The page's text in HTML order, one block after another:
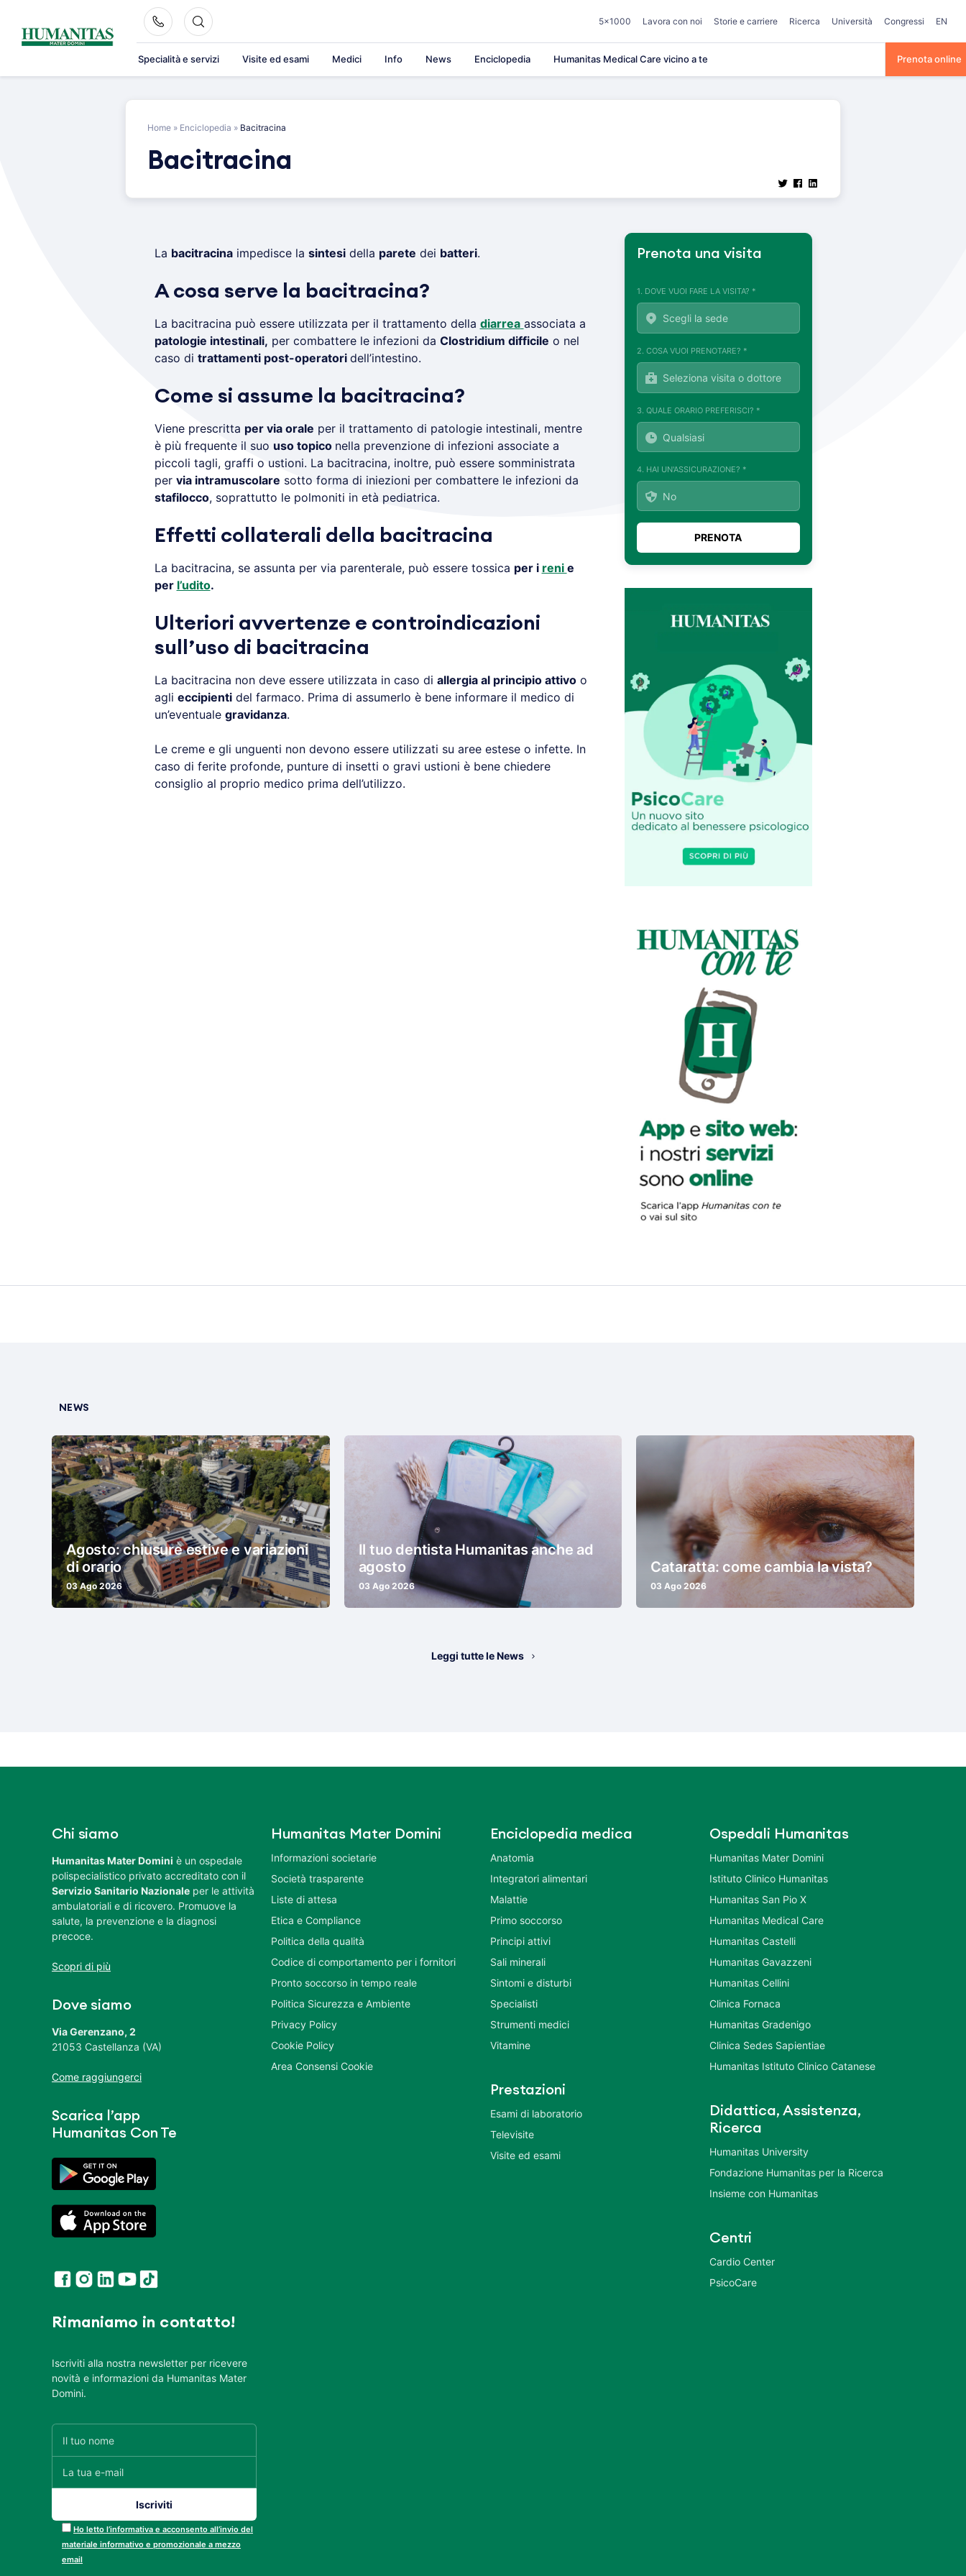
content
5×1000 Lavora con noi Storie e carriere Ricerca Università Congressi EN
Specialità e servizi Visite ed esami Medici Info News Enciclopedia Humanitas Medical Care vicino a te Prenota online
Home » Enciclopedia » Bacitracina
Bacitracina
La bacitracinaimpedisce la sintesidella parete dei batteri.
A cosa serve la bacitracina?
La bacitracina può essere utilizzata per il trattamento della diarrea associata a
patologie intestinali, per combattere le infezioni da Clostridium difficile o nel
caso di trattamenti post-operatori dell’intestino.
Come si assume la bacitracina?
Viene prescritta per via orale per il trattamento di patologie intestinali, mentre
è più frequente il suo uso topico nella prevenzione di infezioni associate a
piccoli tagli, graffi o ustioni. La bacitracina, inoltre, può essere somministrata
per via intramuscolare sotto forma di iniezioni per combattere le infezioni da
stafilocco, soprattutto le polmoniti in età pediatrica.
Effetti collaterali della bacitracina
La bacitracina, se assunta per via parenterale, può essere tossica per i reni e
per l’udito.
Ulteriori avvertenze e controindicazioni
sull’uso di bacitracina
La bacitracina non deve essere utilizzata in caso di allergia al principio attivoo
agli eccipientidel farmaco. Prima di assumerlo è bene informare il medico di
un’eventuale gravidanza.
Le creme e gli unguenti non devono essere utilizzati su aree estese o infette. In
caso di ferite profonde, punture di insetti o gravi ustioni è bene chiedere
consiglio al proprio medico prima dell’utilizzo.
Prenota una visita
1. DOVE VUOI FARE LA VISITA? *
2. COSA VUOI PRENOTARE? *
3. QUALE ORARIO PREFERISCI? *
4. HAI UN'ASSICURAZIONE? *
NEWS
Agosto: chiusure estive e variazioni
di orario
03 Ago 2026
Il tuo dentista Humanitas anche ad
agosto
03 Ago 2026
Cataratta: come cambia la vista?
03 Ago 2026
Leggi tutte le News
Chi siamo
Humanitas Mater Domini è un ospedale
polispecialistico privato accreditato con il
Servizio Sanitario Nazionale per le attività
ambulatoriali e di ricovero. Promuove la
salute, la prevenzione e la diagnosi
precoce.
Scopri di più
Dove siamo
Via Gerenzano, 2
21053 Castellanza (VA)
Come raggiungerci
Scarica l’app
Humanitas Con Te
Rimaniamo in contatto!
Iscriviti alla nostra newsletter per ricevere
novità e informazioni da Humanitas Mater
Domini.
Ho letto l’informativa e acconsento all’invio del
materiale informativo e promozionale a mezzo
email
Humanitas Mater Domini
Informazioni societarie
Società trasparente
Liste di attesa
Etica e Compliance
Politica della qualità
Codice di comportamento per i fornitori
Pronto soccorso in tempo reale
Politica Sicurezza e Ambiente
Privacy Policy
Cookie Policy
Area Consensi Cookie
Enciclopedia medica
Anatomia
Integratori alimentari
Malattie
Primo soccorso
Principi attivi
Sali minerali
Sintomi e disturbi
Specialisti
Strumenti medici
Vitamine
Prestazioni
Esami di laboratorio
Televisite
Visite ed esami
Ospedali Humanitas
Humanitas Mater Domini
Istituto Clinico Humanitas
Humanitas San Pio X
Humanitas Medical Care
Humanitas Castelli
Humanitas Gavazzeni
Humanitas Cellini
Clinica Fornaca
Humanitas Gradenigo
Clinica Sedes Sapientiae
Humanitas Istituto Clinico Catanese
Didattica, Assistenza,
Ricerca
Humanitas University
Fondazione Humanitas per la Ricerca
Insieme con Humanitas
Centri
Cardio Center
PsicoCare